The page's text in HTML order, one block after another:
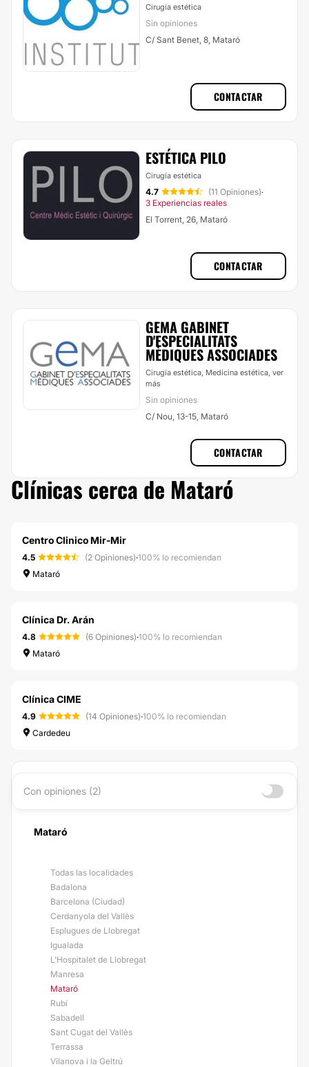
Cirugía estética
Sin opiniones
C/ Sant Benet, 8, Mataró
CONTACTAR
ESTÉTICA PILO
Cirugía estética
4.7 (11 Opiniones)·
3 Experiencias reales
El Torrent, 26, Mataró
CONTACTAR
GEMA GABINET
D'ESPECIALITATS
MÈDIQUES ASSOCIADES
Cirugía estética, Medicina estética, ver
más
Sin opiniones
C/ Nou, 13-15, Mataró
CONTACTAR
Clínicas cerca de Mataró
Centro Clinico Mir-Mir
4.5 (2 Opiniones)·100% lo recomiendan
Mataró
Clínica Dr. Arán
4.8 (6 Opiniones)·100% lo recomiendan
Mataró
Clínica CIME
4.9 (14 Opiniones)·100% lo recomiendan
Cardedeu
Con opiniones (2)
Mataró
Todas las localidades
Badalona
Barcelona (Ciudad)
Cerdanyola del Vallès
Esplugues de Llobregat
Igualada
L'Hospitalet de Llobregat
Manresa
Mataró
Rubí
Sabadell
Sant Cugat del Vallès
Terrassa
Vilanova i la Geltrú